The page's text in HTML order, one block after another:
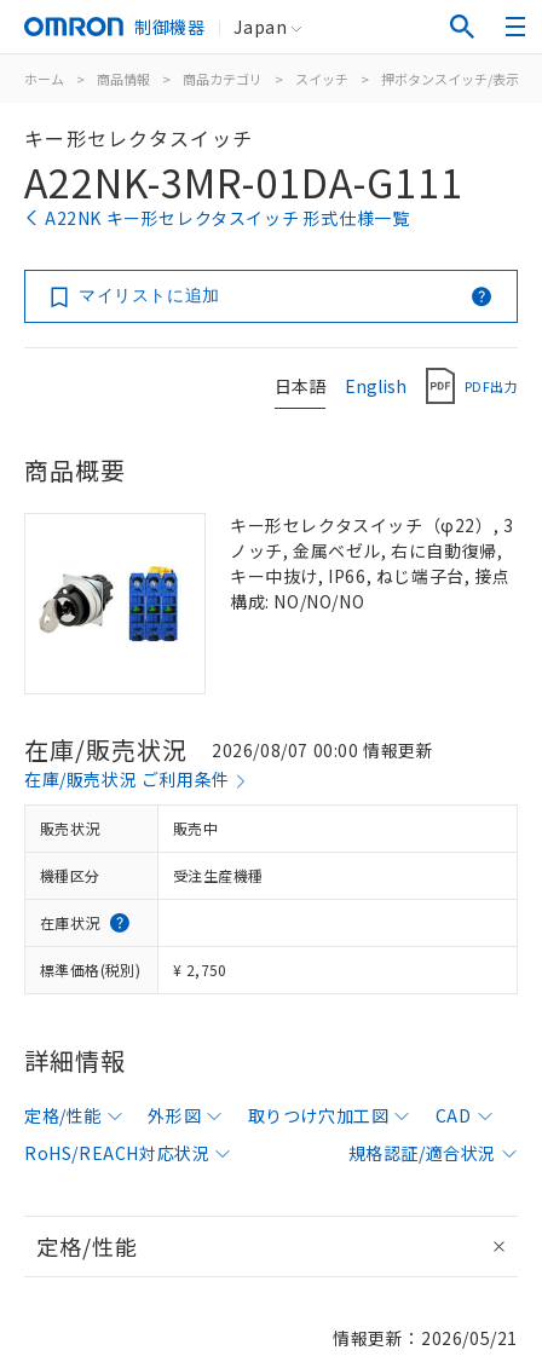
制御機器 Japan
ホーム > 商品情報 > 商品カテゴリ > スイッチ > 押ボタンスイッチ/表示灯
キー形セレクタスイッチ
A22NK-3MR-01DA-G111
A22NK キー形セレクタスイッチ 形式仕様一覧
マイリストに追加
日本語 English PDF出力
商品概要
キー形セレクタスイッチ（φ22）, 3
ノッチ, 金属ベゼル, 右に自動復帰,
キー中抜け, IP66, ねじ端子台, 接点
構成: NO/NO/NO
在庫/販売状況
2026/08/07 00:00 情報更新
在庫/販売状況 ご利用条件
販売状況 販売中
機種区分 受注生産機種
在庫状況
標準価格(税別) ¥ 2,750
詳細情報
定格/性能 外形図 取りつけ穴加工図
CAD
RoHS/REACH対応状況
規格認証/適合状況
定格/性能
情報更新：2026/05/21